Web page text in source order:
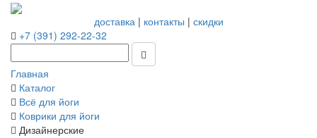
доставка| контакты | скидки
+7 (391) 292-22-32
Главная
Каталог
Всё для йоги
Коврики для йоги
Дизайнерские